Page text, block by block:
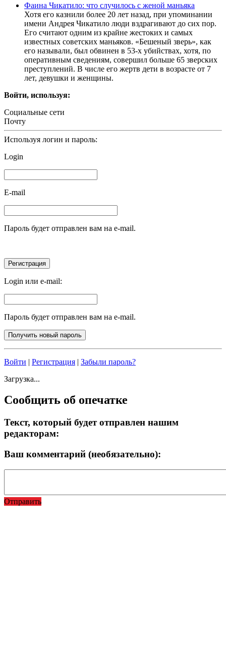
Фаина Чикатило: что случилось с женой маньяка
Хотя его казнили более 20 лет назад, при упоминании
имени Андрея Чикатило люди вздрагивают до сих пор.
Его считают одним из крайне жестоких и самых
известных советских маньяков. «Бешеный зверь», как
его называли, был обвинен в 53-х убийствах, хотя, по
оперативным сведениям, совершил больше 65 зверских
преступлений. В числе его жертв дети в возрасте от 7
лет, девушки и женщины.
Войти, используя:
Социальные сети
Почту
Используя логин и пароль:
Login
E-mail
Пароль будет отправлен вам на e-mail.
Login или e-mail:
Пароль будет отправлен вам на e-mail.
Войти | Регистрация | Забыли пароль?
Загрузка...
Сообщить об опечатке
Текст, который будет отправлен нашим
редакторам:
Ваш комментарий (необязательно):
Отправить